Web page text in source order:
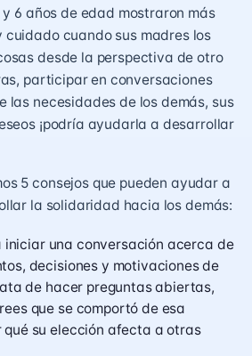
6 años de edad mostraron más
cuando sus madres los
desde la perspectiva de otro
participar en conversaciones
las necesidades de los demás, sus
¡podría ayudarla a desarrollar
5 consejos que pueden ayudar a
la solidaridad hacia los demás:
iniciar una conversación acerca de
decisiones y motivaciones de
de hacer preguntas abiertas,
que se comportó de esa
qué su elección afecta a otras